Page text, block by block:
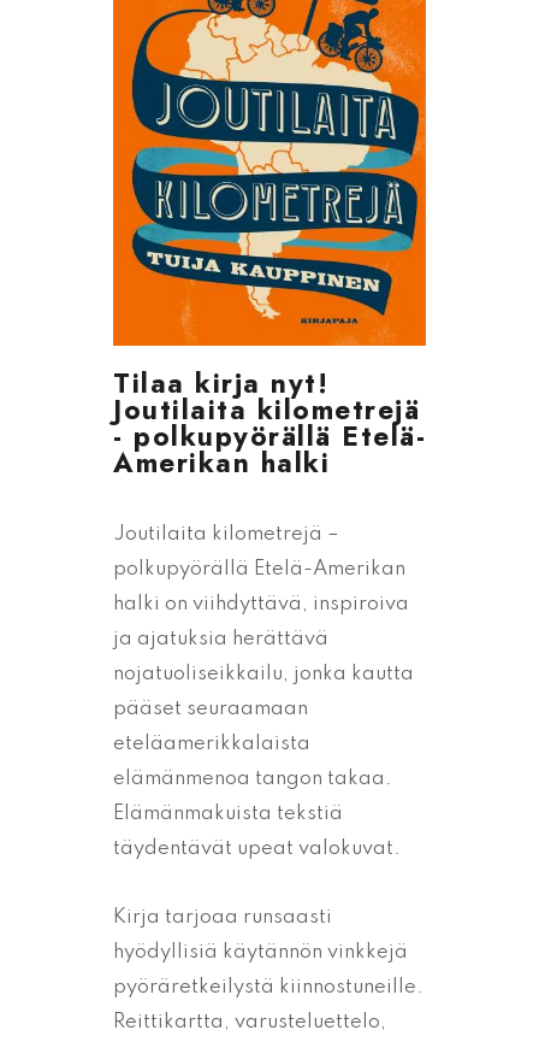
Tilaa kirja nyt!
Joutilaita kilometrejä
- polkupyörällä Etelä-
Amerikan halki
Joutilaita kilometrejä –
polkupyörällä Etelä-Amerikan
halki on viihdyttävä, inspiroiva
ja ajatuksia herättävä
nojatuoliseikkailu, jonka kautta
pääset seuraamaan
eteläamerikkalaista
elämänmenoa tangon takaa.
Elämänmakuista tekstiä
täydentävät upeat valokuvat.
Kirja tarjoaa runsaasti
hyödyllisiä käytännön vinkkejä
pyöräretkeilystä kiinnostuneille.
Reittikartta, varusteluettelo,